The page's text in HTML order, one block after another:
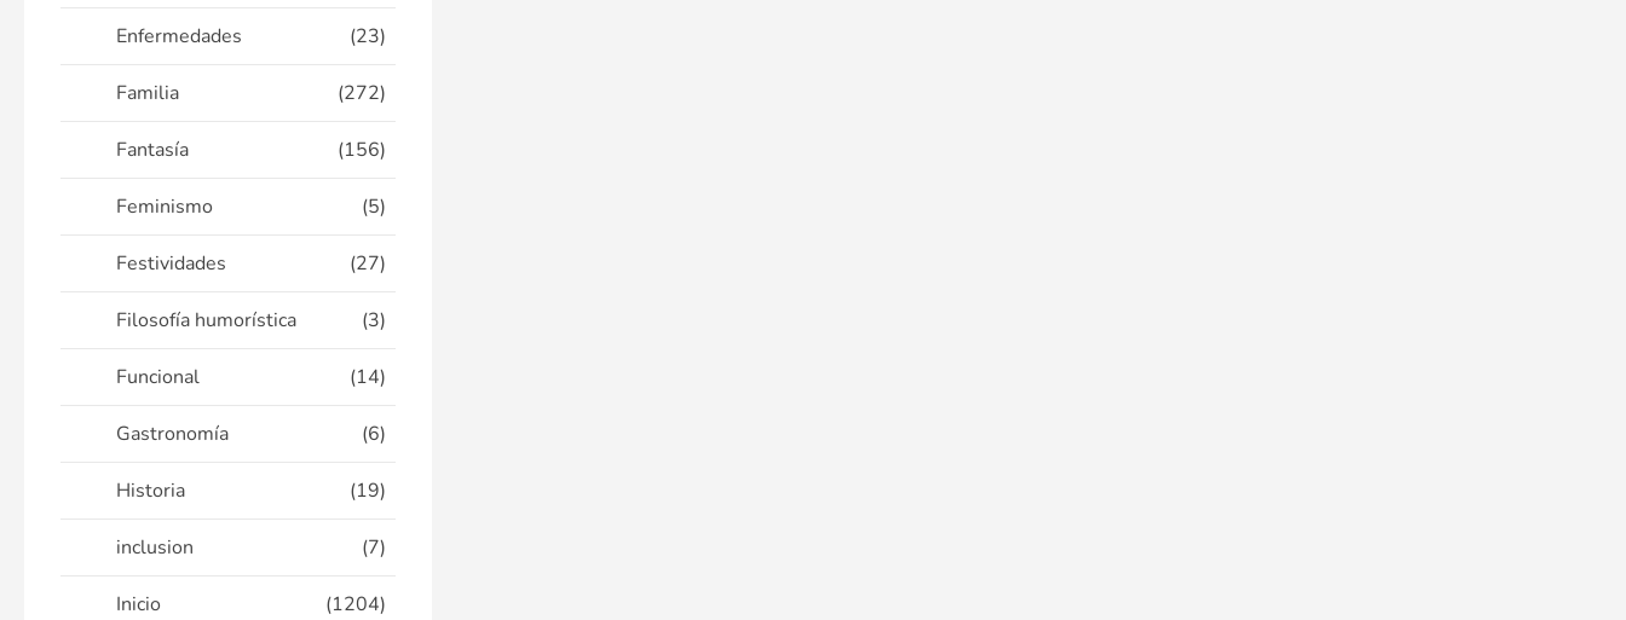
Enfermedades (23)
Familia (272)
Fantasía (156)
Feminismo (5)
Festividades (27)
Filosofía humorística (3)
Funcional (14)
Gastronomía (6)
Historia (19)
inclusion (7)
Inicio (1204)